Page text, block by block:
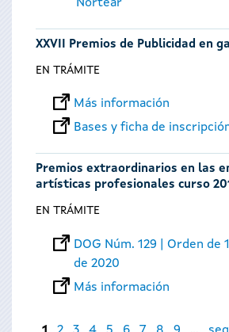
Nortear
XXVII Premios de Publicidad en
EN TRÁMITE
Más información
Bases y ficha de
Premios extraordinarios en las
artísticas profesionales curso
EN TRÁMITE
DOG Núm. 129 | Orden de
de 2020
Más información
Páginas